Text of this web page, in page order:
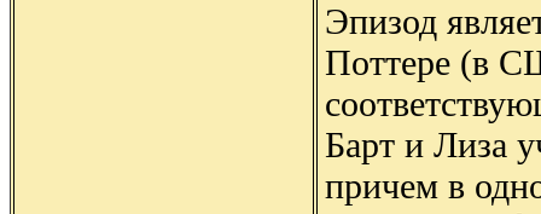
Эпизод
Поттере (в
Барт и Лиза
причем в